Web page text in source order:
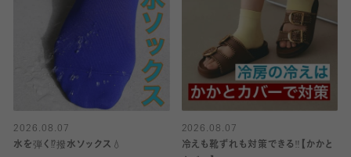
2026.08.07
水を弾く⁉️撥水ソックス💧
2026.08.07
冷えも靴ずれも対策できる‼️【かかと